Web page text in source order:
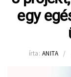
egy
írta: ANITA